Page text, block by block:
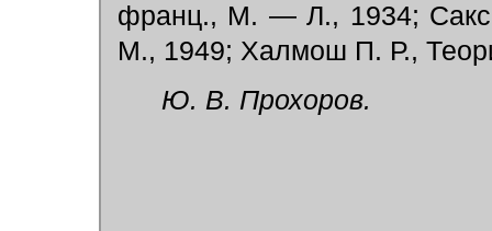
франц., М. — Л., 1934; Сакс
М., 1949; Халмош П. Р.,
Ю. В. Прохоров.